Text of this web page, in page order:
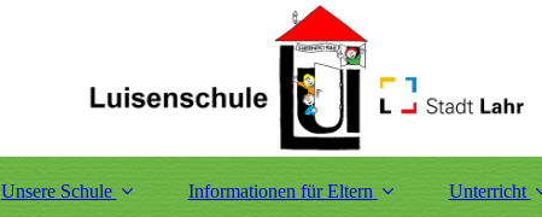
Unsere Schule Informationen für Eltern Unterricht